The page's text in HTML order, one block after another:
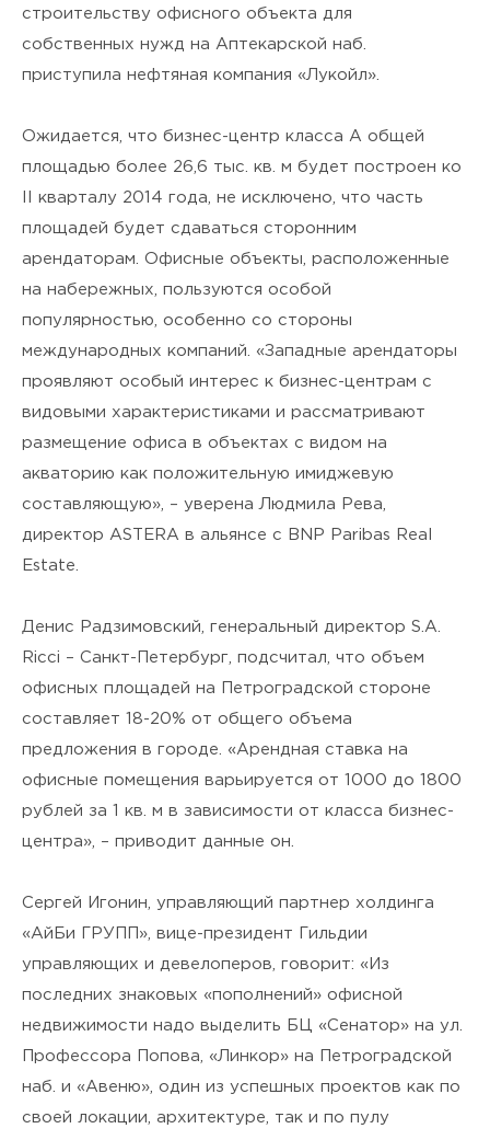
строительству офисного объекта для
собственных нужд на Аптекарской наб.
приступила нефтяная компания «Лукойл».
Ожидается, что бизнес-центр класса А общей
площадью более 26,6 тыс. кв. м будет построен ко
II кварталу 2014 года, не исключено, что часть
площадей будет сдаваться сторонним
арендаторам. Офисные объекты, расположенные
на набережных, пользуются особой
популярностью, особенно со стороны
международных компаний. «Западные арендаторы
проявляют особый интерес к бизнес-центрам с
видовыми характеристиками и рассматривают
размещение офиса в объектах с видом на
акваторию как положительную имиджевую
составляющую», – уверена Людмила Рева,
директор ASTERA в альянсе с BNP Paribas Real
Estate.
Денис Радзимовский, генеральный директор S.A.
Ricci – Санкт-Петербург, подсчитал, что объем
офисных площадей на Петроградской стороне
составляет 18-20% от общего объема
предложения в городе. «Арендная ставка на
офисные помещения варьируется от 1000 до 1800
рублей за 1 кв. м в зависимости от класса бизнес-
центра», – приводит данные он.
Сергей Игонин, управляющий партнер холдинга
«АйБи ГРУПП», вице-президент Гильдии
управляющих и девелоперов, говорит: «Из
последних знаковых «пополнений» офисной
недвижимости надо выделить БЦ «Сенатор» на ул.
Профессора Попова, «Линкор» на Петроградской
наб. и «Авеню», один из успешных проектов как по
своей локации, архитектуре, так и по пулу